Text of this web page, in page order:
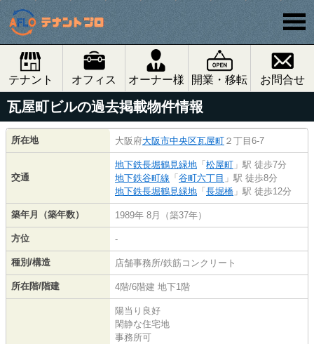
テナント オフィス オーナー様 開業・移転 お問合せ
瓦屋町ビルの過去掲載物件情報
所在地 大阪府大阪市中央区瓦屋町 ２丁目6-7
交通
地下鉄長堀鶴見緑地 「松屋町 」駅 徒歩7分
地下鉄谷町線 「谷町六丁目 」駅 徒歩8分
地下鉄長堀鶴見緑地 「長堀橋 」駅 徒歩12分
築年月（築年数） 1989年 8月（築37年）
方位 -
種別/構造 店舗事務所/鉄筋コンクリート
所在階/階建 4階/6階建 地下1階
陽当り良好
閑静な住宅地
事務所可